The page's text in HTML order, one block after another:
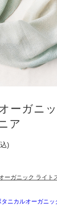
ーガニ
ア
)
ーガニック ライト
タニカルオーガニッ